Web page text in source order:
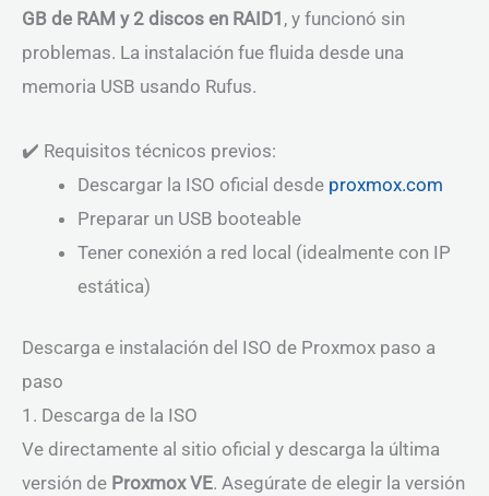
GB de RAM y 2 discos en RAID1 , y funcionó sin
problemas. La instalación fue fluida desde una
memoria USB usando Rufus.
✔️ Requisitos técnicos previos:
Descargar la ISO oficial desde proxmox.com
Preparar un USB booteable
Tener conexión a red local (idealmente con IP
estática)
Descarga e instalación del ISO de Proxmox paso a
paso
1. Descarga de la ISO
Ve directamente al sitio oficial y descarga la última
versión de Proxmox VE. Asegúrate de elegir la versión